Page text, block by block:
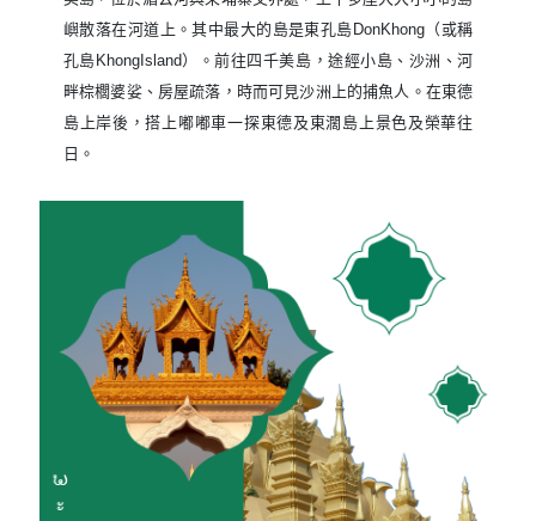
嶼散落在河道上。其中最大的島是東孔島DonKhong（或稱
孔島KhongIsland）。前往四千美島，途經小島、沙洲、河
畔棕櫚婆娑、房屋疏落，時而可見沙洲上的捕魚人。在東德
島上岸後，搭上嘟嘟車一探東德及東濶島上景色及榮華往
日。